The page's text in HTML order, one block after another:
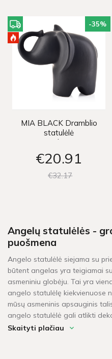
-35%
MIA BLACK Dramblio
statulėlė
20x12xh15.5cm
€20 91
€3217
Angelų statulėlės -
puošmena
Angelo statulėlė siejama su
būtent angelas yra teigiamai
asmeniniu globėju. Tai yra
angelo statulėlę kiekvienuose
mūsų asmeninis apsauginis
angelo statulėlė gali atlikti
šios statulėlės siejamos su
Skaityti plačiau